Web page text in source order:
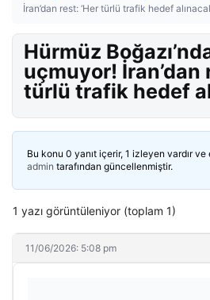
İran’dan rest: ‘Her türlü trafik hedef
Hürmüz
uçmuyor! İran’dan
türlü trafik hedef
Bu konu 0 yanıt içerir, 1 izleyen vardır ve
admin tarafından güncellenmiştir.
1 yazı görüntüleniyor (toplam 1)
11/06/2026: 5:08 pm